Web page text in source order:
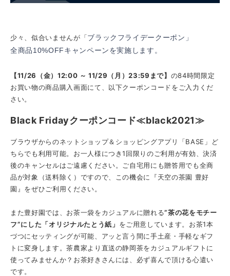
少々、似合いませんが「ブラックフライデークーポン」
全商品10%OFFキャンペーンを実施します。
【11/26（金）12:00 ～ 11/29（月）23:59まで】 の84時間限定
お買い物の商品購入画面にて、以下クーポンコードをご入力くだ
さい。
Black Fridayクーポンコード≪black2021≫
ブラウザからのネットショップ＆ショッピングアプリ「BASE」ど
ちらでも利用可能。お一人様につき1回限りのご利用が有効、決済
後のキャンセルはご遠慮ください。ご自宅用にも贈答用でも全商
品が対象（送料除く）ですので、この機会に『天空の茶園 豊好
園』をぜひご利用ください。
また豊好園では、お茶一袋をカジュアルに贈れる”茶の花をモチー
フ”にした「オリジナルたとう紙」 をご用意しています。お茶1本
づつにセッティングが可能、アッと言う間に手土産・手軽なギフ
トに変身します。茶農家より直送の静岡茶をカジュアルギフトに
使ってみませんか？お茶好きさんには、必ず喜んで頂ける心遣い
です。